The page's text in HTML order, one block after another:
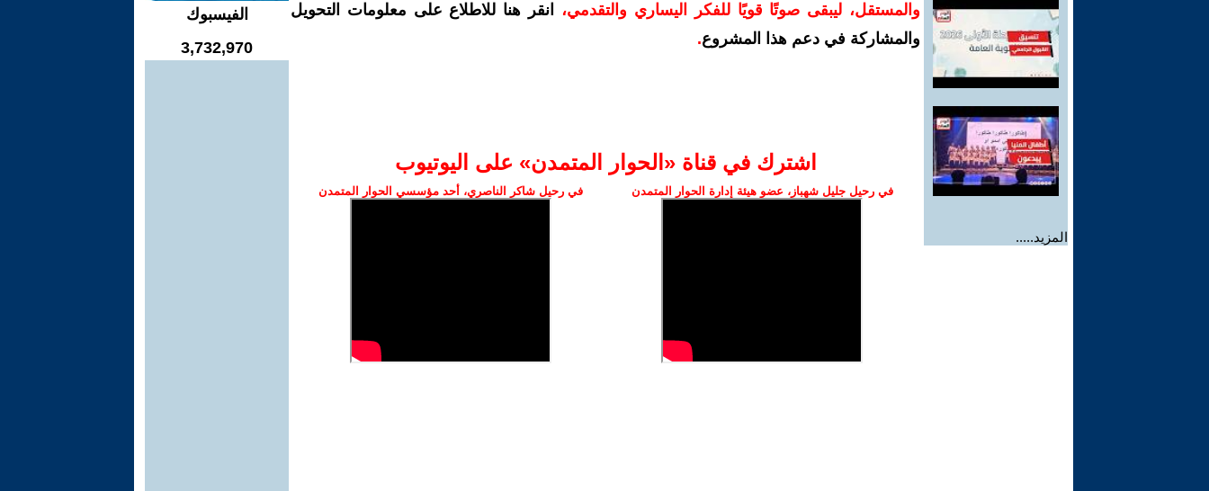
المزيد.....
والمستقل، ليبقى صوتًا قويًا للفكر اليساري والتقدمي،
انقر هنا للاطلاع على معلومات التحويل
والمشاركة في دعم هذا المشروع.
اشترك في قناة ‫«الحوار المتمدن» على اليوتيوب
في رحيل جليل شهباز، عضو هيئة إدارة الحوار المتمدن في رحيل شاكر الناصري، أحد مؤسسي الحوار المتمدن
الفيسبوك
3,732,970